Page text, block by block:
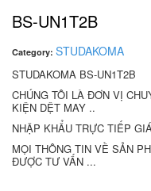
BS-UN1T2B
Category: STUDAKOMA
STUDAKOMA BS-UN1T2B
CHÚNG TÔI LÀ ĐƠN VỊ
KIỆN DỆT MAY ..
NHẬP KHẨU TRỰC TIẾP
MỌI THÔNG TIN VỀ SẢN
ĐƯỢC TƯ VẤN ...